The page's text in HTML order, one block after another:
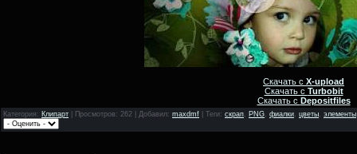
Скачать с X-upload
Скачать с Turbobit
Скачать с Depositfiles
Категория : Клипарт Просмотров: 262 | Добавил: maxdmf Теги: скрап PNG фиалки цветы элементы